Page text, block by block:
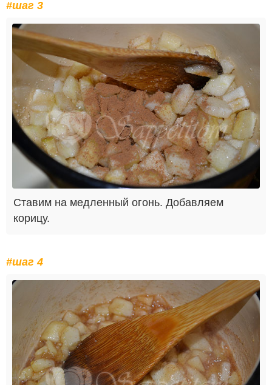
#шаг 3
Ставим на медленный огонь. Добавляем
корицу.
#шаг 4